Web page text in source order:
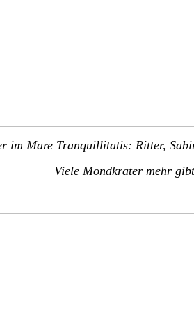
im Mare Tranquillitatis: Ritter,
Viele Mondkrater mehr